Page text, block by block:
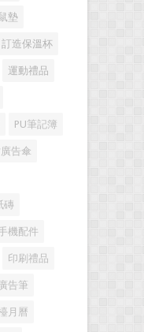
墊
訂造保溫杯
運動禮品
PU筆記簿
告傘
磚
機配件
印刷禮品
告筆
月曆